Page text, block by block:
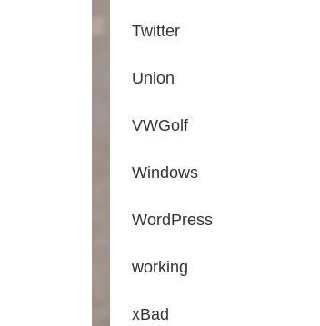
Twitter
Union
VWGolf
Windows
WordPress
working
xBad